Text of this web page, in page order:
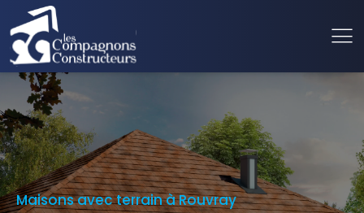
Maisons avec terrain à Rouvray